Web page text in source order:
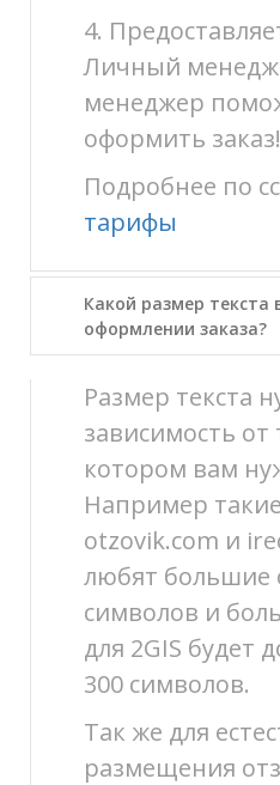
4.
Личный
менеджер
оформить заказ!
Подробнее по
тарифы
Какой размер текста
оформлении заказа?
Размер текста
зависимость от
котором вам
Например
otzovik.com и
любят большие
символов и
для 2GIS будет
300 символов.
Так же для
размещения